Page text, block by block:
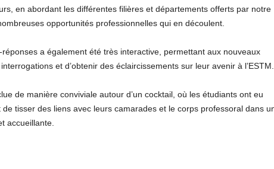
en abordant les différentes filières et départements offerts par notre
opportunités professionnelles qui en découlent.
a également été très interactive, permettant aux nouveaux
et d’obtenir des éclaircissements sur leur avenir à l’ESTM.
de manière conviviale autour d’un cocktail, où les étudiants ont eu
de tisser des liens avec leurs camarades et le corps professoral dans
accueillante.